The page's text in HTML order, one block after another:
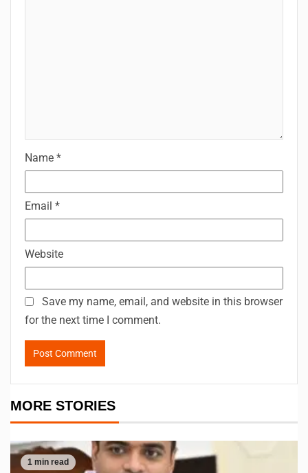
Name *
Email *
Website
Save my name, email, and website in this browser
for the next time I comment.
MORE STORIES
1 min read